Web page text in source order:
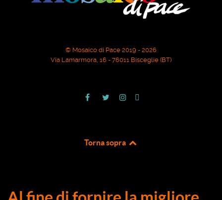
© Mosaico di Pace 2019 - 2026
Via Lamarmora, 16 - 76011 Bisceglie (BT)
Torna sopra